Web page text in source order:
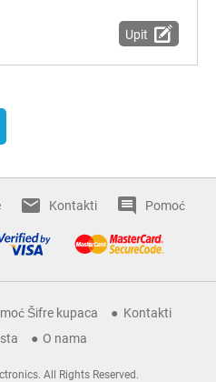
Upit
Kontakti Pomoć
Šifre kupaca
Kontakti
O nama
All Rights Reserved.